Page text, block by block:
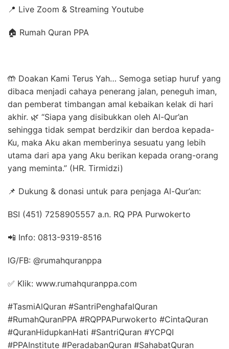
📍 Live Zoom & Streaming Youtube
🏠 Rumah Quran PPA
🤲 Doakan Kami Terus Yah… Semoga setiap huruf yang
dibaca menjadi cahaya penerang jalan, peneguh iman,
dan pemberat timbangan amal kebaikan kelak di hari
akhir. 🌿 “Siapa yang disibukkan oleh Al-Qur’an
sehingga tidak sempat berdzikir dan berdoa kepada-
Ku, maka Aku akan memberinya sesuatu yang lebih
utama dari apa yang Aku berikan kepada orang-orang
yang meminta.” (HR. Tirmidzi)
📌 Dukung & donasi untuk para penjaga Al-Qur’an:
BSI (451) 7258905557 a.n. RQ PPA Purwokerto
📲 Info: 0813-9319-8516
IG/FB: @rumahquranppa
✅ Klik: www.rumahquranppa.com
#TasmiAlQuran #SantriPenghafalQuran
#RumahQuranPPA #RQPPAPurwokerto #CintaQuran
#QuranHidupkanHati #SantriQuran #YCPQI
#PPAInstitute #PeradabanQuran #SahabatQuran